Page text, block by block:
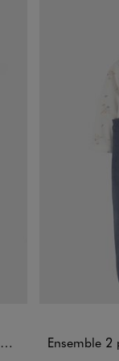
Ensemble 2